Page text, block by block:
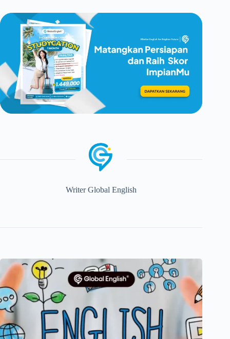
Writer Global English